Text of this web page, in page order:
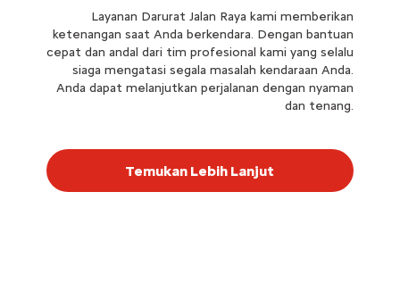
Layanan Darurat Jalan Raya kami memberikan
ketenangan saat Anda berkendara. Dengan bantuan
cepat dan andal dari tim profesional kami yang selalu
siaga mengatasi segala masalah kendaraan Anda.
Anda dapat melanjutkan perjalanan dengan nyaman
dan tenang.
Temukan Lebih Lanjut